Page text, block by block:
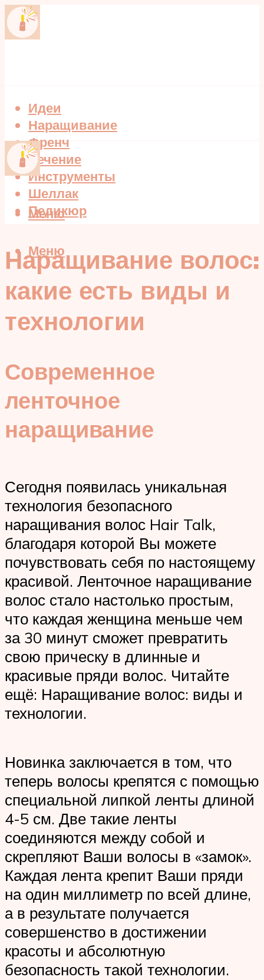
Идеи
Наращивание
Френч
Лечение
Инструменты
Шеллак
Педикюр
Меню
Меню
Наращивание волос:
какие есть виды и
технологии
Современное
ленточное
наращивание
Сегодня появилась уникальная
технология безопасного
наращивания волос Hair Talk,
благодаря которой Вы можете
почувствовать себя по настоящему
красивой. Ленточное наращивание
волос стало настолько простым,
что каждая женщина меньше чем
за 30 минут сможет превратить
свою прическу в длинные и
красивые пряди волос. Читайте
ещё: Наращивание волос: виды и
технологии.
Новинка заключается в том, что
теперь волосы крепятся с помощью
специальной липкой ленты длиной
4-5 см. Две такие ленты
соединяются между собой и
скрепляют Ваши волосы в «замок».
Каждая лента крепит Ваши пряди
на один миллиметр по всей длине,
а в результате получается
совершенство в достижении
красоты и абсолютную
безопасность такой технологии.